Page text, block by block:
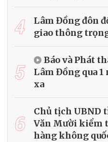
4
Lâm Đồng đôn
giao thông
5
Báo và Phát
Lâm Đồng qua
xa
6
Chủ tịch UBND
Văn Mười kiểm
hàng không